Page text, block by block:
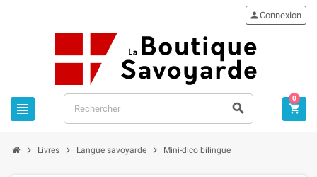
 
Connexion

0
 Livres  Langue savoyarde  Mini-dico bilingue